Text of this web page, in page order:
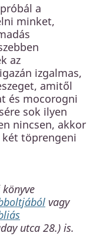
a
minket,
az
izgalmas,
amitől
és mocorogni
sok ilyen
nincsen, akkor
töprengeni
vagy
utca 28.) is.